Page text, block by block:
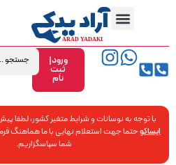
ورود|
ثبت
نام
با توجه به نوسانات و شرایط متغیر کشور، لطفا
ایساکوحتما جهت استعلام نهایی با ما هماهنگ
شما سپاسگزاریم.